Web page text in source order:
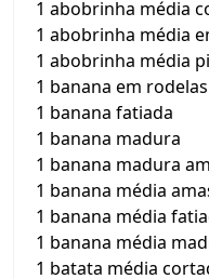
1 abobrinha média
1 abobrinha média
1 abobrinha média
1 banana em
1 banana fatiada
1 banana madura
1 banana madura
1 banana média
1 banana média
1 banana média
1 batata média